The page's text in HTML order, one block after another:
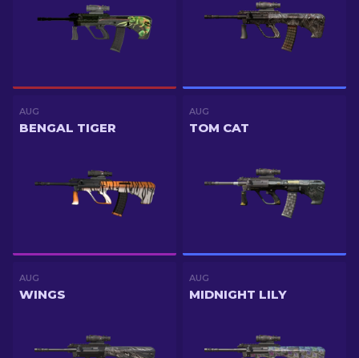
AUG
BENGAL TIGER
AUG
TOM CAT
AUG
WINGS
AUG
MIDNIGHT LILY